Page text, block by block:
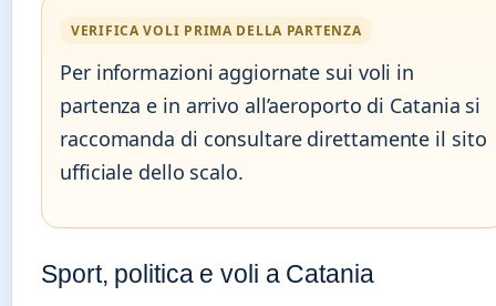
VERIFICA VOLI PRIMA DELLA PARTENZA
Per informazioni aggiornate sui voli in
partenza e in arrivo all’aeroporto di Catania si
raccomanda di consultare direttamente il sito
ufficiale dello scalo.
Sport, politica e voli a Catania